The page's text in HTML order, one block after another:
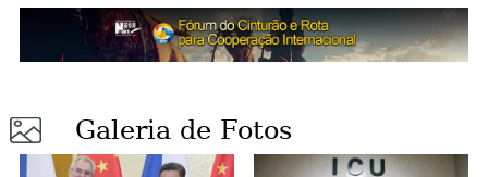
Galeria de Fotos